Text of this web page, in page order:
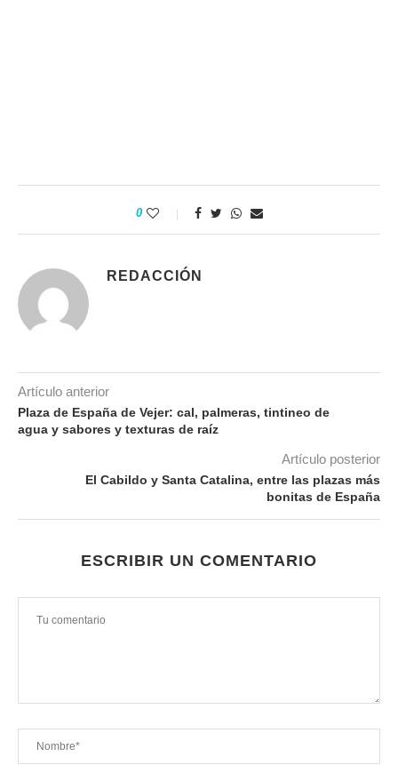
0
REDACCIÓN
Artículo anterior
Plaza de España de Vejer: cal, palmeras, tintineo de
agua y sabores y texturas de raíz
Artículo posterior
El Cabildo y Santa Catalina, entre las plazas más
bonitas de España
ESCRIBIR UN COMENTARIO